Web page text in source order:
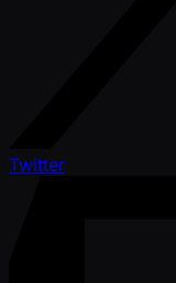
Twitter